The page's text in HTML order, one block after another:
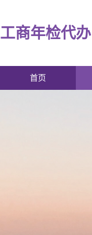
工商年检代办
首页